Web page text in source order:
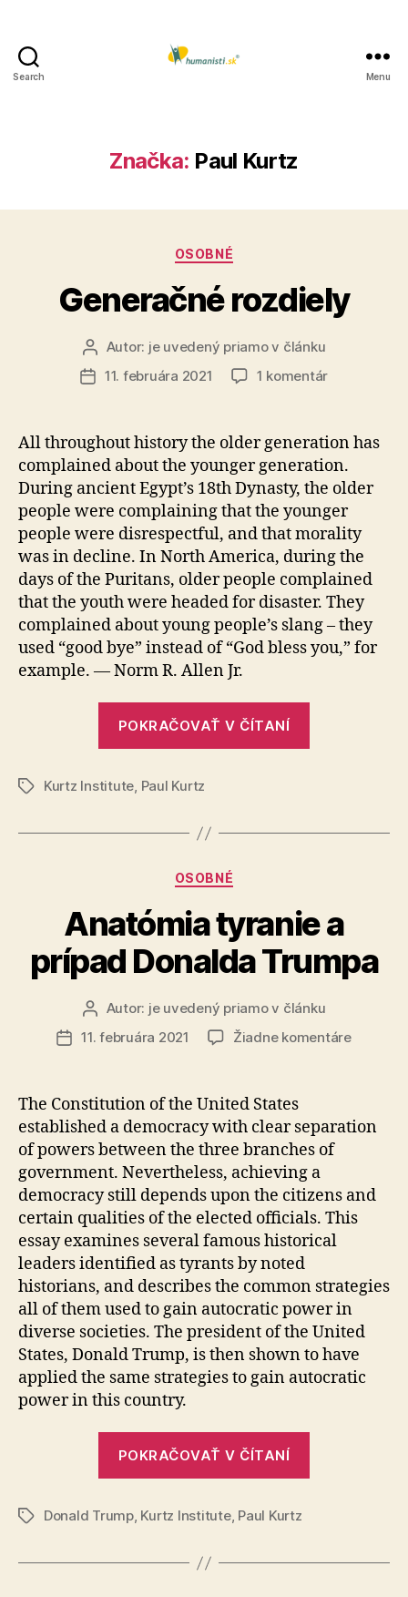
Search Menu
Značka: Paul Kurtz
Kategórie
OSOBNÉ
Generačné rozdiely
Autor
článku
Autor: je uvedený priamo v článku
Dátum
11. februára 2021 1 komentárna
All throughout history the older generation has
complained about the younger generation.
During ancient Egypt’s 18th Dynasty, the older
people were complaining that the younger
people were disrespectful, and that morality
was in decline. In North America, during the
days of the Puritans, older people complained
that the youth were headed for disaster. They
complained about young people’s slang – they
used “good bye” instead of “God bless you,” for
example. — Norm R. Allen Jr.
POKRAČOVAŤ V ČÍTANÍ
ZnačkyKurtz Institute, Paul Kurtz
Kategórie
OSOBNÉ
Anatómia tyranie a
prípad Donalda Trumpa
Autor
článku
Autor: je uvedený priamo v článku
Dátum
11. februára 2021 Žiadne komentárena
prípad
Donalda
The Constitution of the United States
established a democracy with clear separation
of powers between the three branches of
government. Nevertheless, achieving a
democracy still depends upon the citizens and
certain qualities of the elected officials. This
essay examines several famous historical
leaders identified as tyrants by noted
historians, and describes the common strategies
all of them used to gain autocratic power in
diverse societies. The president of the United
States, Donald Trump, is then shown to have
applied the same strategies to gain autocratic
power in this country.
POKRAČOVAŤ V ČÍTANÍ
Trumpa“
ZnačkyDonald Trump, Kurtz Institute, Paul Kurtz